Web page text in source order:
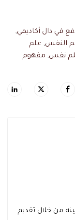
في دال أكاديمي,
النفس, علم
نفس, مفهوم
من خلال تقديم